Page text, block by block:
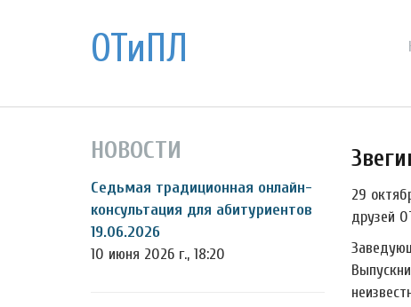
ОТиПЛ
НОВОСТИ
Седьмая традиционная онлайн-
консультация для абитуриентов
19.06.2026
10 июня 2026 г., 18:20
29
друзей